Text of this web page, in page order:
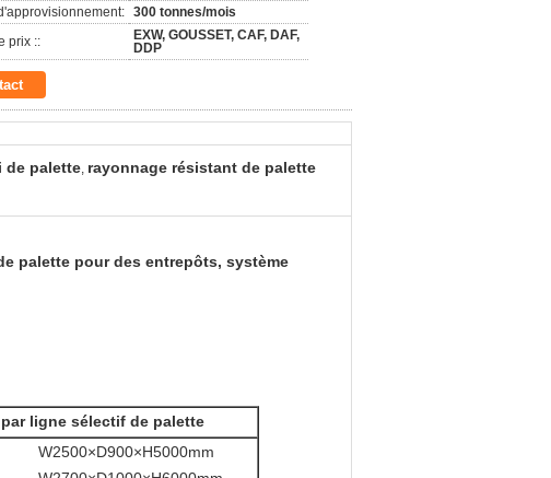
300 tonnes/mois
prix ::
EXW, GOUSSET, CAF, DAF,
DDP
de palette, rayonnage résistant de palette
palette pour des entrepôts, système
ligne sélectif de palette
W2500×D900×H5000mm